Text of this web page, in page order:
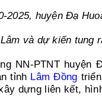
2025, huyện Đạ
và dự kiến tung
NN-PTNT
tỉnh Lâm Đồng
dựng liên kết,